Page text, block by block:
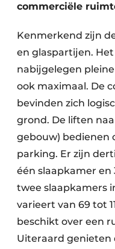
Houtbouw
HVAC
Keukens
Renovatie
Software
Toegangscontrole
Veiligheid &
commerciële
Kenmerkend zijn
en glaspartijen.
nabijgelegen
ook maximaal. De
bevinden zich
grond. De liften
gebouw) bedienen
parking. Er zijn
één slaapkamer
twee slaapkamers
varieert van 69 tot
beschikt over een
Uiteraard genieten